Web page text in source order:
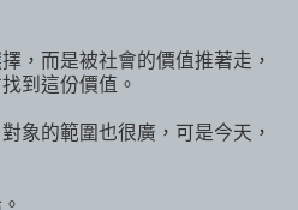
，而是被社會的價值推著走，
到這份價值。
象的範圍也很廣，可是今天，